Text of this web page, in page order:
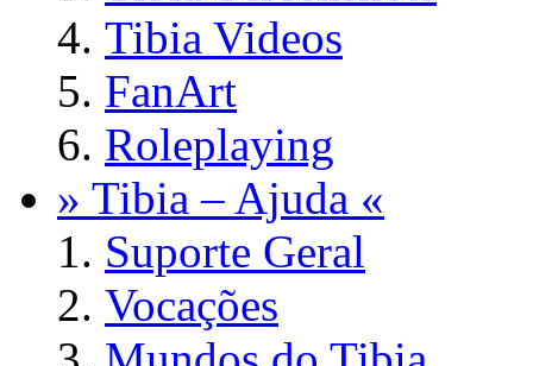
Tibia Videos
FanArt
Roleplaying
» Tibia – Ajuda «
Suporte Geral
Vocações